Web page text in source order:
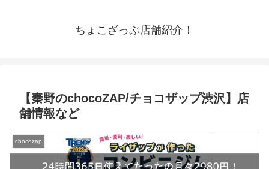
ちょこざっぷ店舗紹介！
【秦野のchocoZAP/チョコザップ渋沢】店
舗情報など
chocozap